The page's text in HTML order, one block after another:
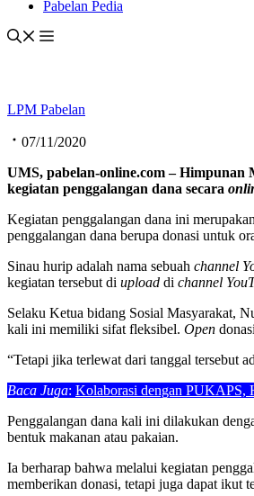
Pabelan Pedia
LPM Pabelan
07/11/2020
UMS, pabelan-online.com – Himpunan
kegiatan penggalangan dana secara
Kegiatan penggalangan dana ini
penggalangan dana berupa donasi untuk
Sinau hurip adalah nama sebuah channel
kegiatan tersebut di upload di channel
Selaku Ketua bidang Sosial Masyarakat,
kali ini memiliki sifat fleksibel. Open
“Tetapi jika terlewat dari tanggal tersebut
Baca Juga: Kolaborasi dengan PUKAPS,
Penggalangan dana kali ini dilakukan
bentuk makanan atau pakaian.
Ia berharap bahwa melalui kegiatan
memberikan donasi, tetapi juga dapat ikut